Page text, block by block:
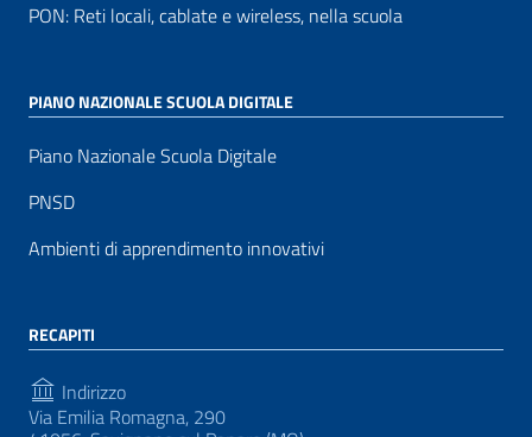
PON: Reti locali, cablate e wireless, nella scuola
PIANO NAZIONALE SCUOLA DIGITALE
Piano Nazionale Scuola Digitale
PNSD
Ambienti di apprendimento innovativi
RECAPITI
Indirizzo
Via Emilia Romagna, 290